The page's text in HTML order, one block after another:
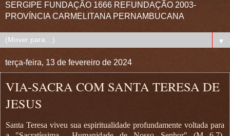
SERGIPE FUNDAÇÃO 1666 REFUNDAÇÃO 2003-
PROVÍNCIA CARMELITANA PERNAMBUCANA
▼
terça-feira, 13 de fevereiro de 2024
VIA-SACRA COM SANTA TERESA DE
JESUS
Santa Teresa viveu sua espiritualidade profundamente voltada para